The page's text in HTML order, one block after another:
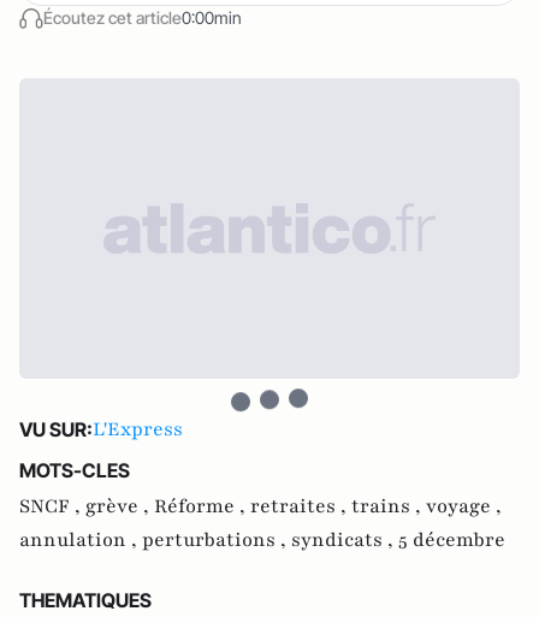
Écoutez cet article0:00min
VU SUR:L'Express
MOTS-CLES
SNCF , grève , Réforme , retraites , trains , voyage ,
annulation , perturbations , syndicats , 5 décembre
THEMATIQUES